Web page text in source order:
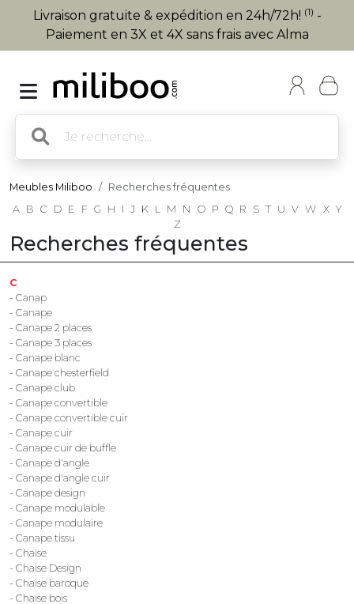
Livraison gratuite & expédition en 24h/72h! (1) -
Paiement en 3X et 4X sans frais avec Alma
Meubles Miliboo
Recherches fréquentes
A B C D E F G H I J K L M N O P Q R S T U V W X Y
Z
Recherches fréquentes
C
- Canap
- Canape
- Canape 2 places
- Canape 3 places
- Canape blanc
- Canape chesterfield
- Canape club
- Canape convertible
- Canape convertible cuir
- Canape cuir
- Canape cuir de buffle
- Canape d'angle
- Canape d'angle cuir
- Canape design
- Canape modulable
- Canape modulaire
- Canape tissu
- Chaise
- Chaise Design
- Chaise baroque
- Chaise bois